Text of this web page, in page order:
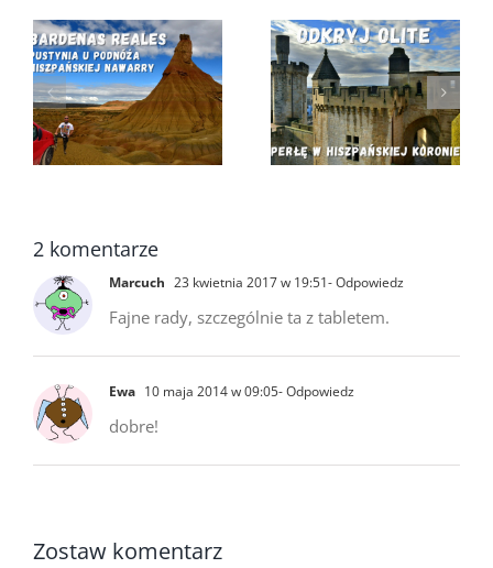
Obudziliśmy się
pod Pałacem
Królewskim…
Czy warto
odwiedzić Wadi el
Gemal w Egipcie?
2 komentarze
Marcuch 23 kwietnia 2017 w 19:51- Odpowiedz
Fajne rady, szczególnie ta z tabletem.
Ewa 10 maja 2014 w 09:05- Odpowiedz
dobre!
Zostaw komentarz